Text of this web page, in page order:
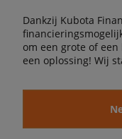
Dankzij Kubota
om een grote of
een oplossing! Wij